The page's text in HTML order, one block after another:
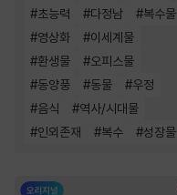
#초능력 #다정남 #복수물
#영상화 #이세계물
#환생물 #오피스물
#동양풍 #동물 #우정
#음식 #역사/시대물
#인외존재 #복수 #성장물